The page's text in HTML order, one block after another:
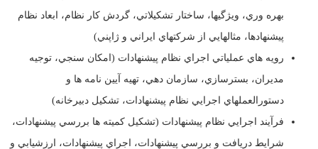
بهره وري، ويژگيها، ساختار تشکيلاتي، گردش کار نظام، ابعاد نظام
پيشنهادها، مثالهايي از شرکتهاي ايراني و ژاپني)
رويه هاي عملياتي اجراي نظام پيشنهادات (امکان سنجي، توجيه
مديران، بسترسازي، سازمان دهي، تهيه آيين نامه ها و
دستورالعملهاي اجرايي نظام پيشنهادات، تشکيل دبيرخانه)
فرآيند اجرايي نظام پيشنهادات (تشکيل کميته ها بررسي پيشنهادات،
شرايط دريافت و بررسي پيشنهادات، اجراي پيشنهادات، ارزشيابي و